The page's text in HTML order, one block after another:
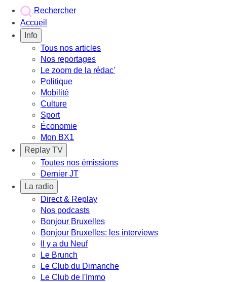
Rechercher
Accueil
Info
Tous nos articles
Nos reportages
Le zoom de la rédac'
Politique
Mobilité
Culture
Sport
Économie
Mon BX1
Replay TV
Toutes nos émissions
Dernier JT
La radio
Direct & Replay
Nos podcasts
Bonjour Bruxelles
Bonjour Bruxelles: les interviews
Il y a du Neuf
Le Brunch
Le Club du Dimanche
Le Club de l'Immo